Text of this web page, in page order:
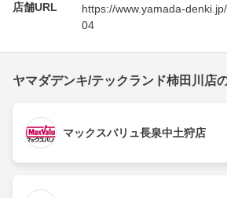
店舗URL
https://www.yamada-
04
ヤマダデンキ/テックランド柿田川店
マックスバリュ長泉中土狩店